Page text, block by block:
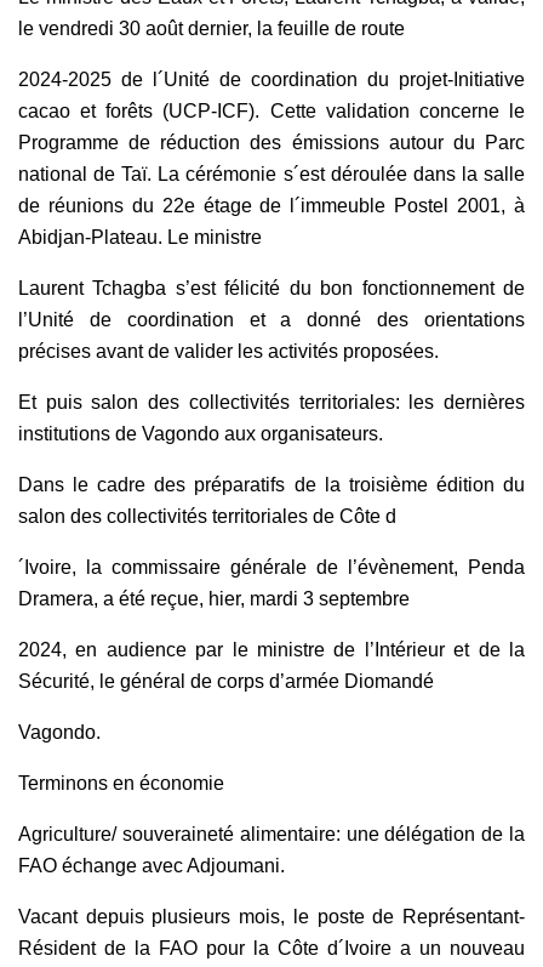
le vendredi 30 août dernier, la feuille de route
2024-2025 de l´Unité de coordination du projet-Initiative
cacao et forêts (UCP-ICF). Cette validation concerne le
Programme de réduction des émissions autour du Parc
national de Taï. La cérémonie s´est déroulée dans la salle
de réunions du 22e étage de l´immeuble Postel 2001, à
Abidjan-Plateau. Le ministre
Laurent Tchagba s’est félicité du bon fonctionnement de
l’Unité de coordination et a donné des orientations
précises avant de valider les activités proposées.
Et puis salon des collectivités territoriales: les dernières
institutions de Vagondo aux organisateurs.
Dans le cadre des préparatifs de la troisième édition du
salon des collectivités territoriales de Côte d
´Ivoire, la commissaire générale de l’évènement, Penda
Dramera, a été reçue, hier, mardi 3 septembre
2024, en audience par le ministre de l’Intérieur et de la
Sécurité, le général de corps d’armée Diomandé
Vagondo.
Terminons en économie
Agriculture/ souveraineté alimentaire: une délégation de la
FAO échange avec Adjoumani.
Vacant depuis plusieurs mois, le poste de Représentant-
Résident de la FAO pour la Côte d´Ivoire a un nouveau